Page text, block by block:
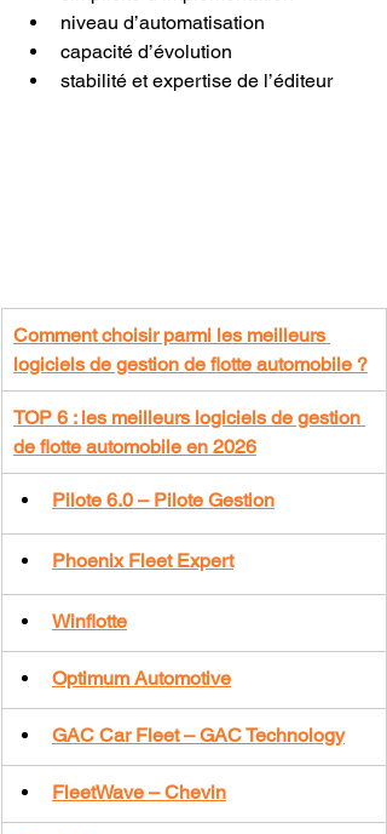
niveau d’automatisation
capacité d’évolution
stabilité et expertise de l’éditeur
Comment choisir parmi les meilleurs
logiciels de gestion de flotte automobile ?
TOP 6 : les meilleurs logiciels de gestion
de flotte automobile en 2026
Pilote 6.0 – Pilote Gestion
Phoenix Fleet Expert
Winflotte
Optimum Automotive
GAC Car Fleet – GAC Technology
FleetWave – Chevin